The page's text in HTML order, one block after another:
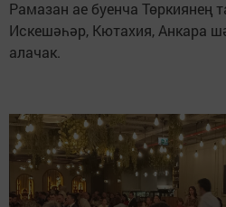
Рамазан ае буенча Төркиянең
Искешәһәр, Кютахия, Анкара
алачак.